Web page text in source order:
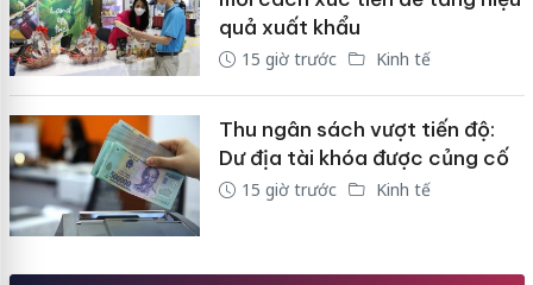
quả xuất khẩu
15 giờ trước Kinh tế
Thu ngân sách vượt tiến độ:
Dư địa tài khóa được củng cố
15 giờ trước Kinh tế